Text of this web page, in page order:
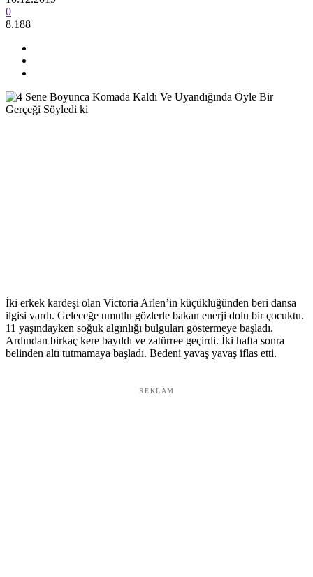
0
8.188
İki erkek kardeşi olan Victoria Arlen’in küçüklüğünden beri dansa
ilgisi vardı. Geleceğe umutlu gözlerle bakan enerji dolu bir çocuktu.
11 yaşındayken soğuk algınlığı bulguları göstermeye başladı.
Ardından birkaç kere bayıldı ve zatürree geçirdi. İki hafta sonra
belinden altı tutmamaya başladı. Bedeni yavaş yavaş iflas etti.
REKLAM